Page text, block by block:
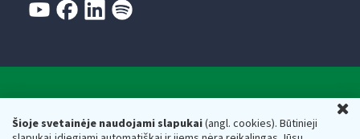
Šioje svetainėje naudojami slapukai(angl. cookies). Būtinieji
Valstybinė mokesčių inspekcija prie Lietuvos
Respublikos finansų ministerijos